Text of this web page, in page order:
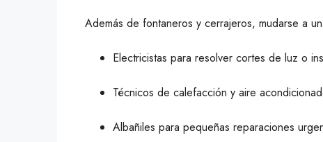
Además de fontaneros y cerrajeros, mudarse a
Electricistas para resolver cortes de luz o
Técnicos de calefacción y aire
Albañiles para pequeñas reparaciones